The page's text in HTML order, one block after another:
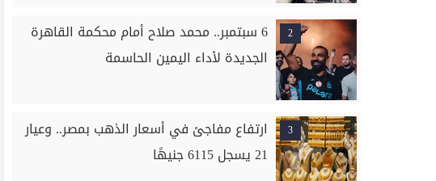
2
6 سبتمبر.. محمد صلاح أمام محكمة القاهرة
الجديدة لأداء اليمين الحاسمة
3
ارتفاع مفاجئ في أسعار الذهب بمصر.. وعيار
21 يسجل 6115 جنيهًا